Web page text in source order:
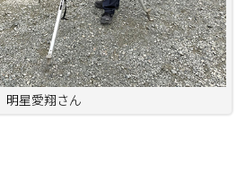
明星愛翔さん